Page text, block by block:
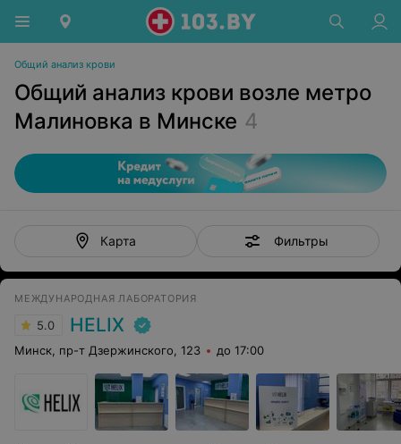
Общий анализ крови
Общий анализ крови возле метро
Малиновка в Минске 4
Карта Фильтры
МЕЖДУНАРОДНАЯ ЛАБОРАТОРИЯ
5.0 HELIX
Минск, пр-т Дзержинского, 123 до 17:00